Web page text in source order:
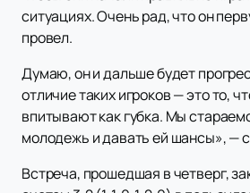
ситуациях. Очень рад, что он
провел.
Думаю, он и дальше будет
отличие таких игроков — это то,
впитывают как губка. Мы
молодежь и давать ей шансы», —
Встреча, прошедшая в четверг,